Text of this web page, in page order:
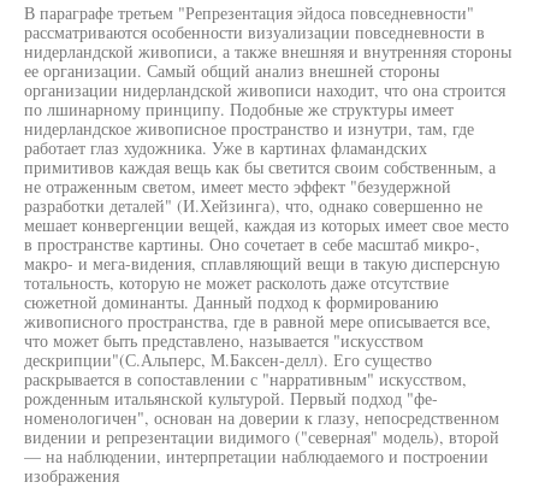
В параграфе третьем "Репрезентация эйдоса повседневности"
рассматриваются особенности визуализации повседневности в
нидерландской живописи, а также внешняя и внутренняя стороны
ее организации. Самый общий анализ внешней стороны
организации нидерландской живописи находит, что она строится
по лшинарному принципу. Подобные же структуры имеет
нидерландское живописное пространство и изнутри, там, где
работает глаз художника. Уже в картинах фламандских
примитивов каждая вещь как бы светится своим собственным, а
не отраженным светом, имеет место эффект "безудержной
разработки деталей" (И.Хейзинга), что, однако совершенно не
мешает конвергенции вещей, каждая из которых имеет свое место
в пространстве картины. Оно сочетает в себе масштаб микро-,
макро- и мега-видения, сплавляющий вещи в такую дисперсную
тотальность, которую не может расколоть даже отсутствие
сюжетной доминанты. Данный подход к формированию
живописного пространства, где в равной мере описывается все,
что может быть представлено, называется "искусством
дескрипции"(С.Альперс, М.Баксен-делл). Его существо
раскрывается в сопоставлении с "нарративным" искусством,
рожденным итальянской культурой. Первый подход "фе-
номенологичен", основан на доверии к глазу, непосредственном
видении и репрезентации видимого ("северная" модель), второй
— на наблюдении, интерпретации наблюдаемого и построении
изображения